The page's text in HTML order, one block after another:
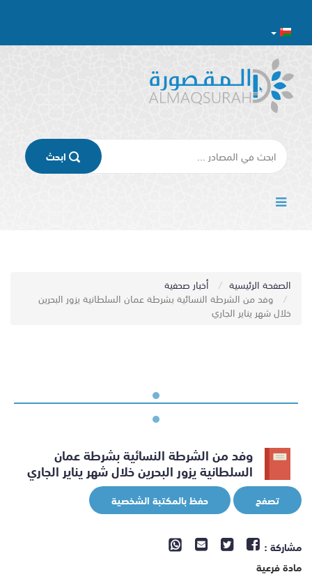
اﺑﺤﺚ
الصفحة الرئيسية أخبار صحفية
وفد من الشرطة النسائية بشرطة عمان السلطانية يزور البحرين
خلال شهر يناير الجاري
وفد من الشرطة النسائية بشرطة عمان
السلطانية يزور البحرين خلال شهر يناير الجاري
تصفح حفظ بالمكتبة الشخصية
مشاركة :
مادة فرعية